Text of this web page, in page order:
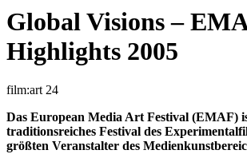
Global Visions –
Highlights 2005
film:art 24
Das European Media Art Festival (EMAF)
traditionsreiches Festival des
größten Veranstalter des